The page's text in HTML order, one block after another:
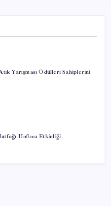
Yarışması Ödülleri Sahiplerini
Haftası Etkinliği